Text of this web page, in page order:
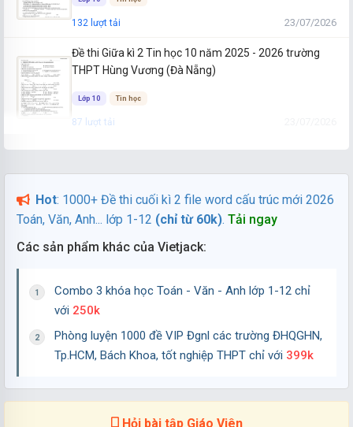
132 lượt tải 23/07/2026
Đề thi Giữa kì 2 Tin học 10 năm 2025 - 2026 trường
THPT Hùng Vương (Đà Nẵng)
Lớp 10 Tin học
87 lượt tải
Lớp 10 Tin học
63 lượt tải
Đề thi Giữa kì 2 Tin học 10 năm 2024 - 2025 trường
Lớp 10 Tin học
Đề thi Giữa kì 2 Tin học 10 năm 2024 - 2025 trường
60 lượt tải
Hot: 1000+ Đề thi cuối kì 2 file word cấu trúc mới 2026
Toán, Văn, Anh... lớp 1-12 (chỉ từ 60k). Tải ngay
Các sản phẩm khác của Vietjack:
Combo 3 khóa học Toán - Văn - Anh lớp 1-12 chỉ
với 250k
Phòng luyện 1000 đề VIP Đgnl các trường ĐHQGHN,
Tp.HCM, Bách Khoa, tốt nghiệp THPT chỉ với 399k
Hỏi bài tập Giáo Viên